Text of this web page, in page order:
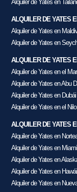
Alquiler de Yates en
ALQUILER DE YATES
Alquiler de Yates en
Alquiler de Yates en
ALQUILER DE YATES
Alquiler de Yates en el
Alquiler de Yates en Abu
Alquiler de Yates en Dubái
Alquiler de Yates en el Nilo
ALQUILER DE YATES
Alquiler de Yates en
Alquiler de Yates en Miami
Alquiler de Yates en
Alquiler de Yates en Hawái
Alquiler de Yates en